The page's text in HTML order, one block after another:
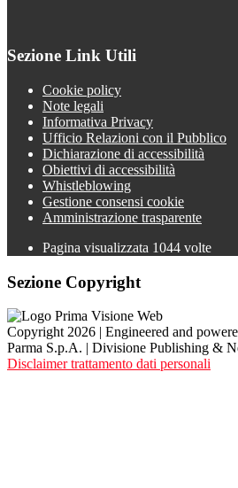
Sezione Link Utili
Cookie policy
Note legali
Informativa Privacy
Ufficio Relazioni con il Pubblico
Dichiarazione di accessibilità
Obiettivi di accessibilità
Whistleblowing
Gestione consensi cookie
Amministrazione trasparente
Pagina visualizzata 1044 volte
Sezione Copyright
Copyright 2026 | Engineered and
Parma S.p.A. | Divisione Publishing &
Disclaimer trattamento dati personali